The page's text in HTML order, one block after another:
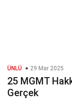
ÜNLÜ 29 Mar 2025
25 MGMT
Gerçek